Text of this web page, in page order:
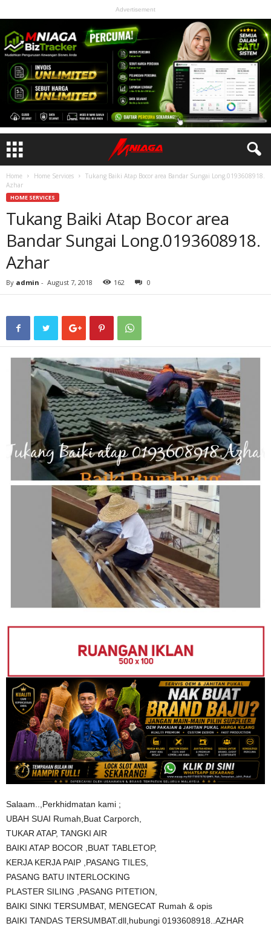
Advertisement
Home Home Services
Tukang Baiki Atap Bocor area Bandar Sungai Long.0193608918.
Azhar
HOME SERVICES
Tukang Baiki Atap Bocor area
Bandar Sungai Long.0193608918.
Azhar
By admin - August 7, 2018 162 0
Salaam..,Perkhidmatan kami ;
UBAH SUAI Rumah,Buat Carporch,
TUKAR ATAP, TANGKI AIR
BAIKI ATAP BOCOR ,BUAT TABLETOP,
KERJA KERJA PAIP ,PASANG TILES,
PASANG BATU INTERLOCKING
PLASTER SILING ,PASANG PITETION,
BAIKI SINKI TERSUMBAT, MENGECAT Rumah & opis
BAIKI TANDAS TERSUMBAT.dll,hubungi 0193608918..AZHAR